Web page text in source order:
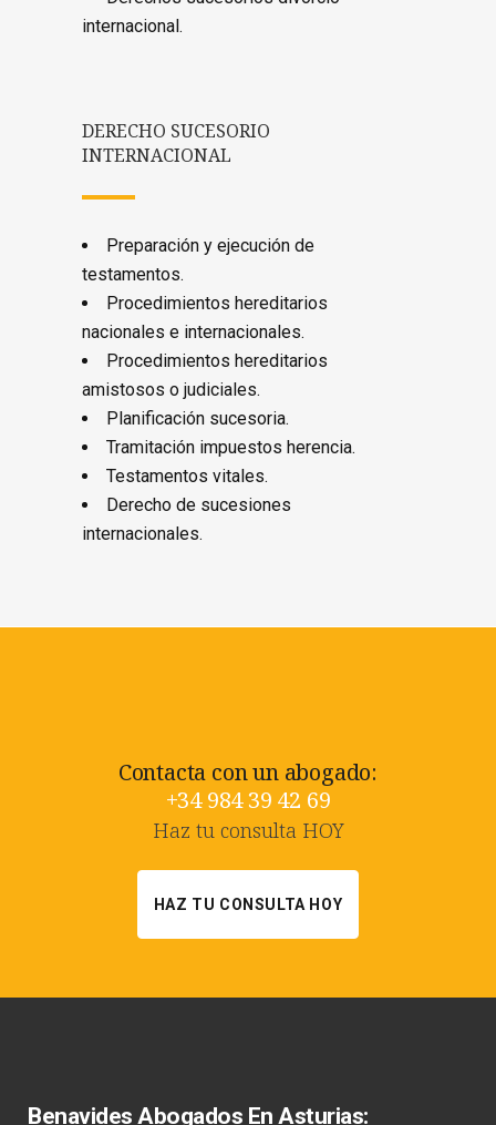
internacional.
DERECHO SUCESORIO
INTERNACIONAL
Preparación y ejecución de
testamentos.
Procedimientos hereditarios
nacionales e internacionales.
Procedimientos hereditarios
amistosos o judiciales.
Planificación sucesoria.
Tramitación impuestos herencia.
Testamentos vitales.
Derecho de sucesiones
internacionales.
Contacta con un abogado:
+34 984 39 42 69
Haz tu consulta HOY
HAZ TU CONSULTA HOY
Benavides Abogados En Asturias: